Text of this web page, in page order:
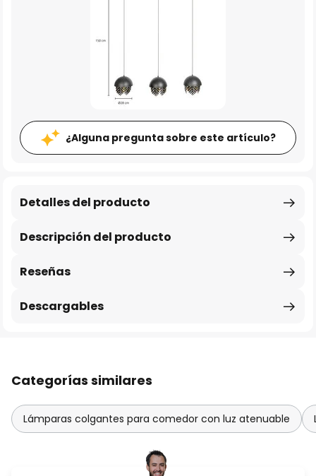
¿Alguna pregunta sobre este artículo?
Descripción del producto
Detalles del producto
Reseñas
Descargables
Categorías similares
Lámparas colgantes para comedor con luz atenuable